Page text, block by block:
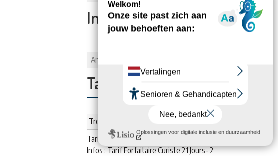
Informations:
Animaux
Tarifs:
Trois semaines (meublé)
Tarif :
840€
Infos : Tarif Forfaitaire Curiste 21 Jours- 2